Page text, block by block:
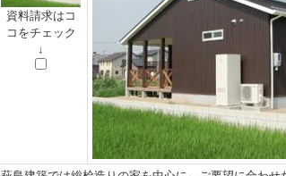
資料請求はコ
コをチェック
↓